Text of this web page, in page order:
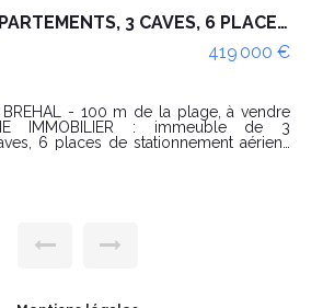
IMMEUBLE 3 APPARTEMENTS, 3 CAVES, 6 PLACES DE PARKING AERIENS
419 000 €
BREHAL - 100 m de la plage, à vendre
IMMOBILIER : immeuble de 3
6 places de stationnement aériens
: couloir desservant cuisine et séjour,